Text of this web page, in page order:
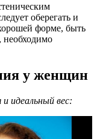
оберегать и
форме, быть
у женщин
идеальный вес: